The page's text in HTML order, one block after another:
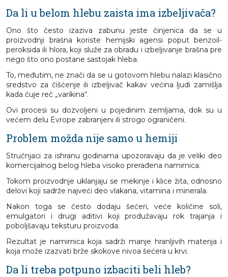
Da li u belom hlebu zaista ima izbeljivača?
Ono što često izaziva zabunu jeste činjenica da se u
proizvodnji brašna koriste hemijski agensi poput benzoil-
peroksida ili hlora, koji služe za obradu i izbeljivanje brašna pre
nego što ono postane sastojak hleba.
To, međutim, ne znači da se u gotovom hlebu nalazi klasično
sredstvo za čišćenje ili izbeljivač kakav većina ljudi zamišlja
kada čuje reč „varikina“.
Ovi procesi su dozvoljeni u pojedinim zemljama, dok su u
većem delu Evrope zabranjeni ili strogo ograničeni.
Problem možda nije samo u hemiji
Stručnjaci za ishranu godinama upozoravaju da je veliki deo
komercijalnog belog hleba visoko prerađena namirnica.
Tokom proizvodnje uklanjaju se mekinje i klice žita, odnosno
delovi koji sadrže najveći deo vlakana, vitamina i minerala.
Nakon toga se često dodaju šećeri, veće količine soli,
emulgatori i drugi aditivi koji produžavaju rok trajanja i
poboljšavaju teksturu proizvoda.
Rezultat je namirnica koja sadrži manje hranljivih materija i
koja može izazvati brže skokove nivoa šećera u krvi.
Da li treba potpuno izbaciti beli hleb?